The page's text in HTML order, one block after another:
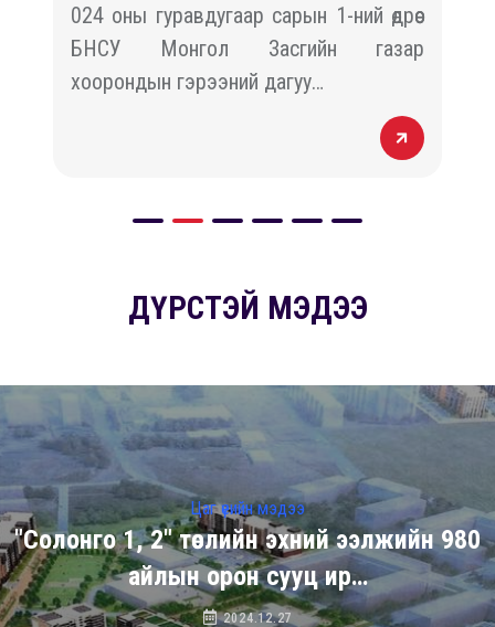
024 оны гуравдугаар сарын 1-ний өдрөөс
БНСУ Монгол Засгийн газар
хоорондын гэрээний дагуу…
ДҮРСТЭЙ МЭДЭЭ
Цаг үеийн мэдээ
"Солонго 1, 2" төслийн эхний ээлжийн 980
айлын орон сууц ир…
2024.12.27